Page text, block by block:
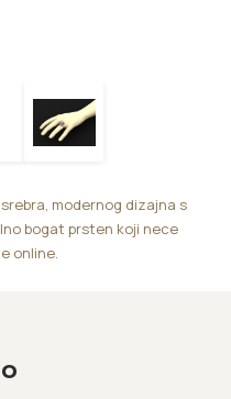
modernog dizajna s
bogat prsten koji nece
online.